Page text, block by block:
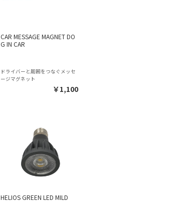
CAR MESSAGE MAGNET DO
G IN CAR
ドライバーと周囲をつなぐメッセ
ージマグネット
￥1,100
HELIOS GREEN LED MILD